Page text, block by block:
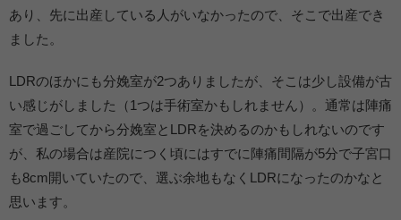
あり、先に出産している人がいなかったので、そこで出産でき
ました。
LDRのほかにも分娩室が2つありましたが、そこは少し設備が古
い感じがしました（1つは手術室かもしれません）。通常は陣痛
室で過ごしてから分娩室とLDRを決めるのかもしれないのです
が、私の場合は産院につく頃にはすでに陣痛間隔が5分で子宮口
も8cm開いていたので、選ぶ余地もなくLDRになったのかなと
思います。